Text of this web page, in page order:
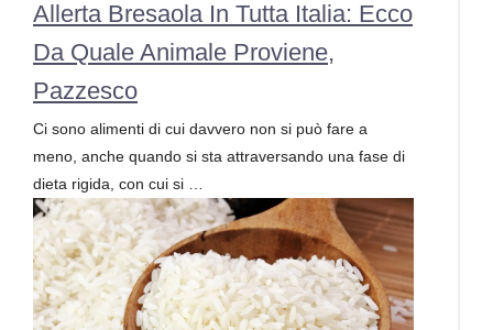
Allerta Bresaola In Tutta Italia: Ecco
Da Quale Animale Proviene,
Pazzesco
Ci sono alimenti di cui davvero non si può fare a
meno, anche quando si sta attraversando una fase di
dieta rigida, con cui si …